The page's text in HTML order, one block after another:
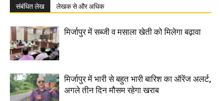
संबंधित लेख लेखक से और अधिक
मिर्जापुर में सब्जी व मसाला खेती को मिलेगा बढ़ावा
मिर्जापुर में भारी से बहुत भारी बारिश का ऑरेंज अलर्ट,
अगले तीन दिन मौसम रहेगा खराब